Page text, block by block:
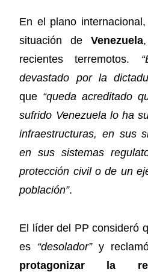
En el plano
situación de Venezuela
recientes terremotos.
devastado por la
que “queda acreditado
sufrido Venezuela lo ha
infraestructuras, en sus
en sus sistemas
protección civil o de un
población”.
El líder del PP consideró
es “desolador”y
protagonizar la